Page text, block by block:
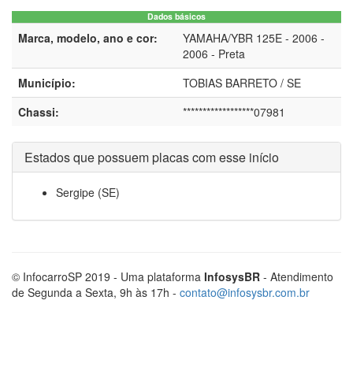
Dados básicos
Marca, modelo, ano e cor:
YAMAHA/YBR 125E - 2006 -
2006 - Preta
Município:
TOBIAS BARRETO / SE
Chassi:
******************07981
Estados que possuem placas com esse início
Sergipe (SE)
© InfocarroSP 2019 - Uma plataforma InfosysBR - Atendimento
de Segunda a Sexta, 9h às 17h - contato@infosysbr.com.br